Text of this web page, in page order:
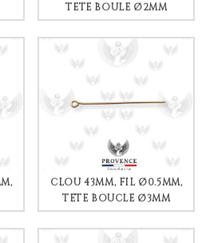
TÊTE BOULE Ø2MM
CLOU 43MM, FIL Ø0.5MM,
TÊTE BOUCLE Ø3MM